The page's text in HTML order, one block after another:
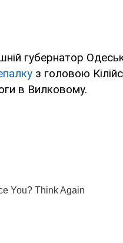
губернатор
з головою
в Вилковому.